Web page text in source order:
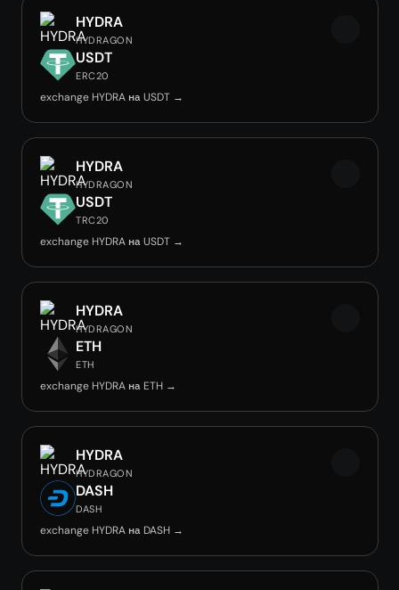
HYDRA
HYDRAGON
USDT
ERC20
exchange HYDRA на USDT →
HYDRA
HYDRAGON
USDT
TRC20
exchange HYDRA на USDT →
HYDRA
HYDRAGON
ETH
ETH
exchange HYDRA на ETH →
HYDRA
HYDRAGON
DASH
DASH
exchange HYDRA на DASH →